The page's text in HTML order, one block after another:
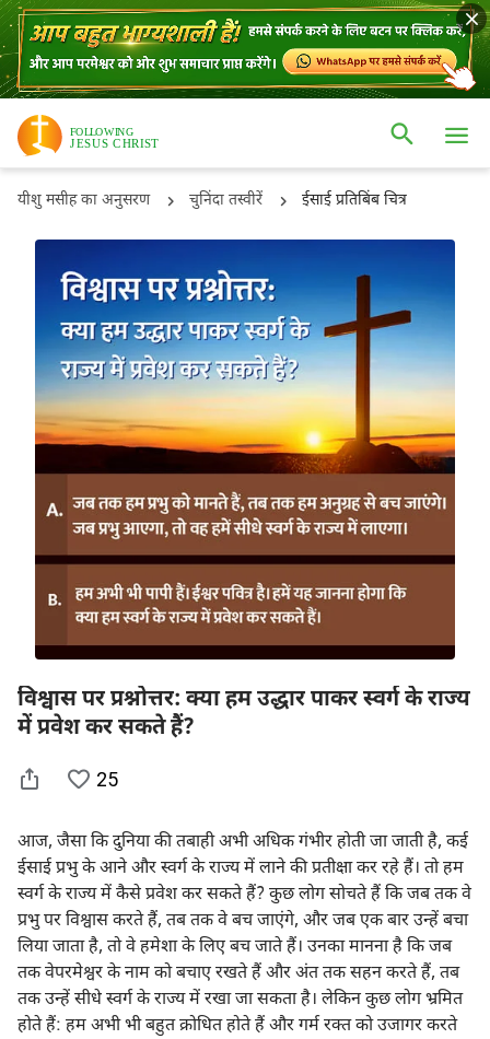
यीशु मसीह का अनुसरण चुनिंदा तस्वीरें ईसाई प्रतिबिंब चित्र
विश्वास पर प्रश्नोत्तर: क्या हम उद्धार पाकर स्वर्ग के राज्य
में प्रवेश कर सकते हैं?
25
आज, जैसा कि दुनिया की तबाही अभी अधिक गंभीर होती जा जाती है, कई
ईसाई प्रभु के आने और स्वर्ग के राज्य में लाने की प्रतीक्षा कर रहे हैं। तो हम
स्वर्ग के राज्य में कैसे प्रवेश कर सकते हैं? कुछ लोग सोचते हैं कि जब तक वे
प्रभु पर विश्वास करते हैं, तब तक वे बच जाएंगे, और जब एक बार उन्हें बचा
लिया जाता है, तो वे हमेशा के लिए बच जाते हैं। उनका मानना ​​है कि जब
तक वेपरमेश्वर के नाम को बचाए रखते हैं और अंत तक सहन करते हैं, तब
तक उन्हें सीधे स्वर्ग के राज्य में रखा जा सकता है। लेकिन कुछ लोग भ्रमित
होते हैं: हम अभी भी बहुत क्रोधित होते हैं और गर्म रक्त को उजागर करते